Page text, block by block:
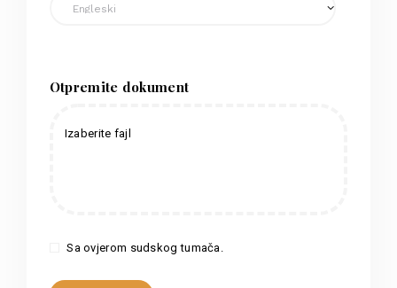
Otpremite dokument
Izaberite fajl
Sa ovjerom sudskog tumača.